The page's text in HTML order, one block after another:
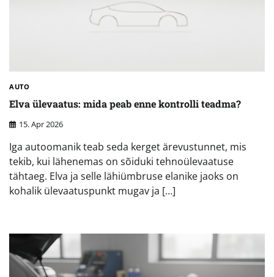
AUTO
Elva ülevaatus: mida peab enne kontrolli teadma?
15. Apr 2026
Iga autoomanik teab seda kerget ärevustunnet, mis
tekib, kui lähenemas on sõiduki tehnoülevaatuse
tähtaeg. Elva ja selle lähiümbruse elanike jaoks on
kohalik ülevaatuspunkt mugav ja […]